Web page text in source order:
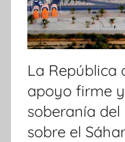
s
La República
apoyo firme
soberanía
sobre el